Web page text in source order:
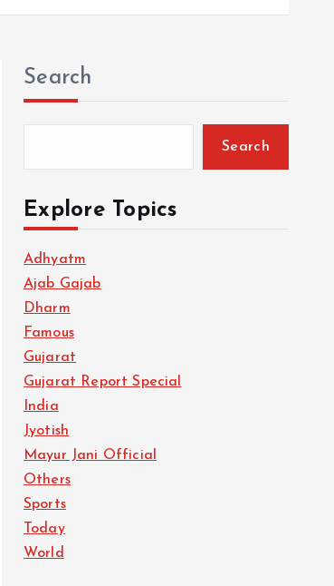
Search
Search
Explore Topics
Adhyatm
Ajab Gajab
Dharm
Famous
Gujarat
Gujarat Report Special
India
Jyotish
Mayur Jani Official
Others
Sports
Today
World